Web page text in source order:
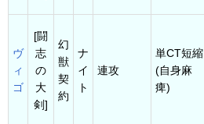
ヴ
ィ
ゴ
[闘
志
の
大
剣]
幻
獣
契
約
ナ
イ
ト
連攻
単CT短縮
(自身麻
痺)